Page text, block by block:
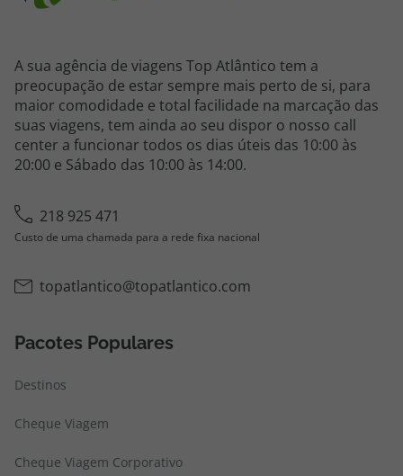
A sua agência de viagens Top Atlântico tem a
preocupação de estar sempre mais perto de si, para
maior comodidade e total facilidade na marcação das
suas viagens, tem ainda ao seu dispor o nosso call
center a funcionar todos os dias úteis das 10:00 às
20:00 e Sábado das 10:00 às 14:00.
218 925 471
Custo de uma chamada para a rede fixa nacional
topatlantico@topatlantico.com
Pacotes Populares
Destinos
Cheque Viagem
Cheque Viagem Corporativo